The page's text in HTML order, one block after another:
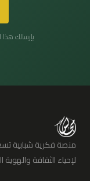
بإرسالك
منصة فكرية شبابية
لإحياء الثقافة والهوية